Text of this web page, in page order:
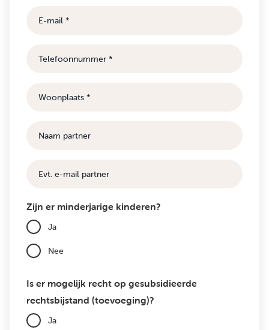
Zijn er minderjarige kinderen?
Ja
Nee
Is er mogelijk recht op gesubsidieerde
rechtsbijstand (toevoeging)?
Ja